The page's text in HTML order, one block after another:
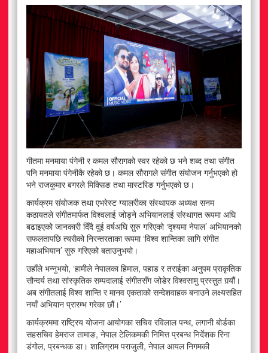
गीतमा मनमाया पंगेनी र कमल सौरागको स्वर रहेको छ भने शब्द तथा संगीत
पनि मनमाया पंगेनीकै रहेको छ। कमल सौरागले संगीत संयोजन गर्नुभएको हो
भने राजकुमार बगरले मिक्सिङ तथा मास्टरिङ गर्नुभएको छ।
कार्यक्रम संयोजक तथा एभरेस्ट ग्यालरीका संस्थापक अध्यक्ष सनम
कठायतले संगीतमार्फत विश्वलाई जोड्ने अभियानलाई संस्थागत रूपमा अघि
बढाइएको जानकारी दिँदै दुई वर्षअघि सुरु गरिएको ‘दृश्यमा नेपाल’ अभियानको
सफलतापछि त्यसैको निरन्तरताका रूपमा ‘विश्व शान्तिका लागि संगीत
महाअभियान’ सुरु गरिएको बताउनुभयो।
उहाँले भन्नुभयो, ‘हामीले नेपालका हिमाल, पहाड र तराईका अनुपम प्राकृतिक
सौन्दर्य तथा सांस्कृतिक सम्पदालाई संगीतसँग जोडेर विश्वसामु प्रस्तुत गर्‍यौं।
अब संगीतलाई विश्व शान्ति र मानव एकताको सन्देशवाहक बनाउने लक्ष्यसहित
नयाँ अभियान प्रारम्भ गरेका छौं।’
कार्यक्रममा राष्ट्रिय योजना आयोगका सचिव रविलाल पन्थ, लगानी बोर्डका
सहसचिव हेमराज तामाङ, नेपाल टेलिकमकी निमित्त प्रबन्ध निर्देशक रिना
डंगोल, प्रबन्धक डा। शालिग्राम पराजुली, नेपाल आयल निगमकी